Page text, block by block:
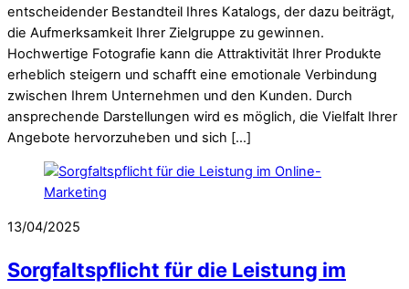
entscheidender Bestandteil Ihres Katalogs, der dazu beiträgt,
die Aufmerksamkeit Ihrer Zielgruppe zu gewinnen.
Hochwertige Fotografie kann die Attraktivität Ihrer Produkte
erheblich steigern und schafft eine emotionale Verbindung
zwischen Ihrem Unternehmen und den Kunden. Durch
ansprechende Darstellungen wird es möglich, die Vielfalt Ihrer
Angebote hervorzuheben und sich […]
13/04/2025
Sorgfaltspflicht für die Leistung im